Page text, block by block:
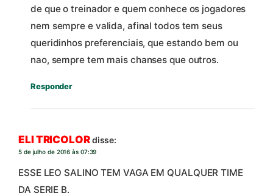
de que o treinador e quem conhece os jogadores
nem sempre e valida, afinal todos tem seus
queridinhos preferenciais, que estando bem ou
nao, sempre tem mais chanses que outros.
Responder
ELI TRICOLORdisse:
5 de julho de 2016 às 07:39
ESSE LEO SALINO TEM VAGA EM QUALQUER TIME
DA SERIE B.